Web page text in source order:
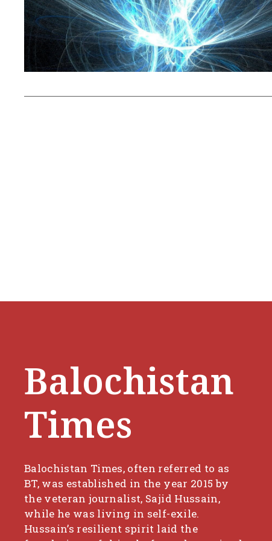
Balochistan
Times
Balochistan Times, often referred to as
BT, was established in the year 2015 by
the veteran journalist, Sajid Hussain,
while he was living in self-exile.
Hussain’s resilient spirit laid the